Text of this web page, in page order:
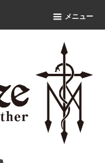
メニュー